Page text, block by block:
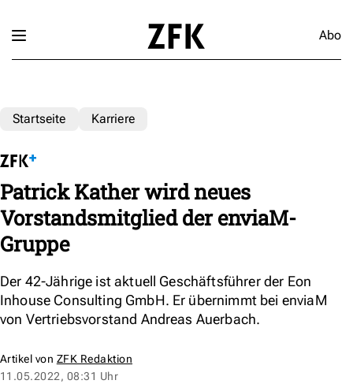
Abo
Startseite Karriere
Patrick Kather wird neues
Vorstandsmitglied der enviaM-
Gruppe
Der 42-Jährige ist aktuell Geschäftsführer der Eon
Inhouse Consulting GmbH. Er übernimmt bei enviaM
von Vertriebsvorstand Andreas Auerbach.
Artikel von ZFK Redaktion
11.05.2022, 08:31 Uhr